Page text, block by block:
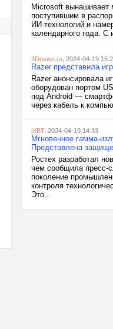
Microsoft вынашивает
поступившим в
ИИ-технологий и
календарного года. С
3Dnews.ru , 2024-04-19
Razer представила
Razer анонсировала
оборудован портом
под Android —
через кабель к
iXBT, 2024-04-19 14:33
Мгновенное гамма-
Представлена
Ростех разработал
чем сообщила пресс-
поколение
контроля
Это...